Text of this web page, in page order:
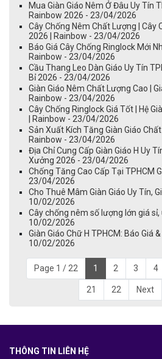
Mua Giàn Giáo Nêm Ở Đâu Uy Tín
Rainbow 2026 - 23/04/2026
Cây Chống Nêm Chất Lượng |
2026 | Rainbow - 23/04/2026
Báo Giá Cây Chống Ringlock Mới
Rainbow - 23/04/2026
Cầu Thang Leo Dàn Giáo Uy Tín
Bỉ 2026 - 23/04/2026
Giàn Giáo Nêm Chất Lượng Cao |
Rainbow - 23/04/2026
Cây Chống Ringlock Giá Tốt | Hệ
| Rainbow - 23/04/2026
Sản Xuất Kích Tăng Giàn Giáo
Rainbow - 23/04/2026
Địa Chỉ Cung Cấp Giàn Giáo H Uy
Xưởng 2026 - 23/04/2026
Chống Tăng Cao Cấp Tại TPHCM
23/04/2026
Cho Thuê Mâm Giàn Giáo Uy Tín,
10/02/2026
Cây chống nêm số lượng lớn giá sỉ,
10/02/2026
Giàn Giáo Chữ H TPHCM: Báo Giá
10/02/2026
Page 1 / 22 1 2 3 4
21 22 Next
THÔNG TIN LIÊN HỆ